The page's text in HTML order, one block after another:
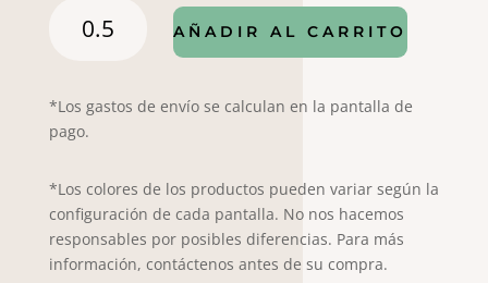
Dig.Tropical
AÑADIR AL CARRITO
*Los gastos de envío se calculan en la pantalla de
pago.
*Los colores de los productos pueden variar según la
configuración de cada pantalla. No nos hacemos
responsables por posibles diferencias. Para más
información, contáctenos antes de su compra.